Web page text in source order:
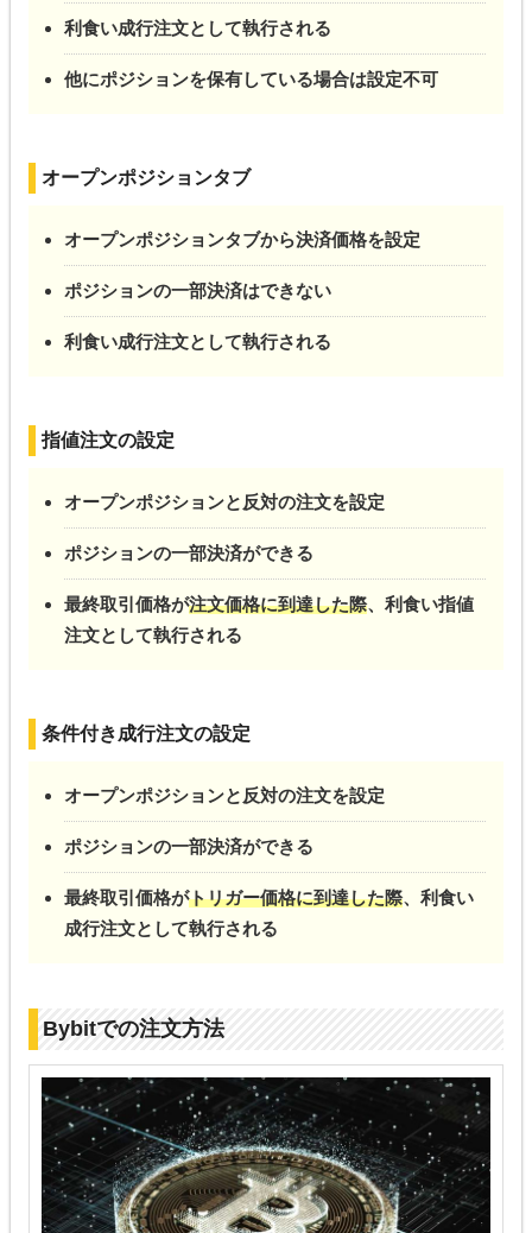
利食い成行注文として執行される
他にポジションを保有している場合は設定不可
オープンポジションタブ
オープンポジションタブから決済価格を設定
ポジションの一部決済はできない
利食い成行注文として執行される
指値注文の設定
オープンポジションと反対の注文を設定
ポジションの一部決済ができる
最終取引価格が注文価格に到達した際、利食い指値
注文として執行される
条件付き成行注文の設定
オープンポジションと反対の注文を設定
ポジションの一部決済ができる
最終取引価格がトリガー価格に到達した際、利食い
成行注文として執行される
Bybitでの注文方法